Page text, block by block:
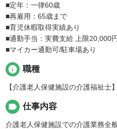
■定年：一律60歳
■再雇用：65歳まで
■育児休暇取得実績あり
■通勤手当：実費支給 上限20,000
■マイカー通勤可/駐車場あり
info 職種
【介護老人保健施設の介護福祉士
label 仕事内容
介護老人保健施設での介護業務全